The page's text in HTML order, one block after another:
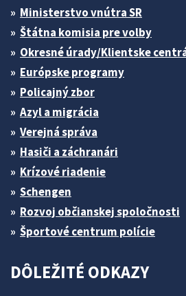
Ministerstvo vnútra SR
Štátna komisia pre volby
Okresné úrady/Klientske
Európske programy
Policajný zbor
Azyl a migrácia
Verejná správa
Hasiči a záchranári
Krízové riadenie
Schengen
Rozvoj občianskej spoločnosti
Športové centrum polície
DÔLEŽITÉ ODKAZY